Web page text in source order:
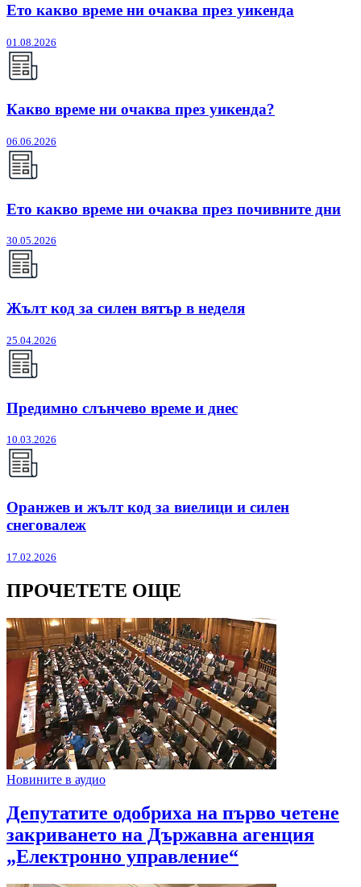
Ето какво време ни очаква през уикенда
01.08.2026
Какво време ни очаква през уикенда?
06.06.2026
Ето какво време ни очаква през почивните дни
30.05.2026
Жълт код за силен вятър в неделя
25.04.2026
Предимно слънчево време и днес
10.03.2026
Оранжев и жълт код за виелици и силен
снеговалеж
17.02.2026
ПРОЧЕТЕТЕ ОЩЕ
Новините в аудио
Депутатите одобриха на първо четене
закриването на Държавна агенция
„Електронно управление“